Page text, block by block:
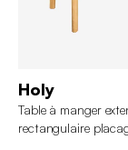
Holy
Table à manger
rectangulaire